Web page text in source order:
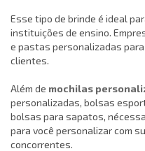
Esse tipo de brinde é ideal
instituições de ensino.
e pastas personalizadas
clientes.
Além de mochilas
personalizadas, bolsas
bolsas para sapatos,
para você personalizar com
concorrentes.